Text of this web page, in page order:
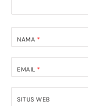
NAMA *
EMAIL *
SITUS WEB